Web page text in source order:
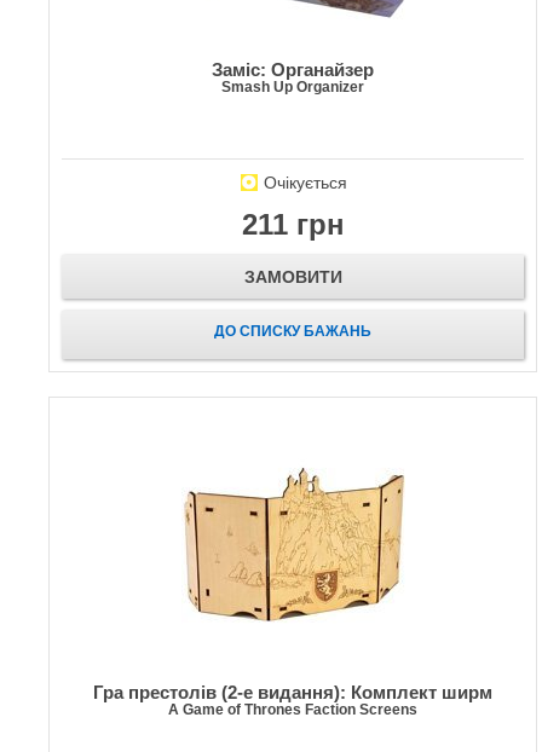
Заміс: Органайзер
Smash Up Organizer
Очікується
211 грн
ЗАМОВИТИ
ДО СПИСКУ БАЖАНЬ
Гра престолів (2-е видання): Комплект ширм
A Game of Thrones Faction Screens